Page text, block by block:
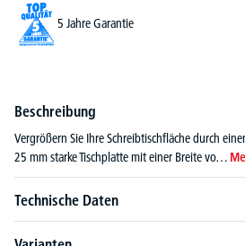
5 Jahre Garantie
Beschreibung
Vergrößern Sie Ihre Schreibtischfläche durch
25 mm starke Tischplatte mit einer Breite vo…
Technische Daten